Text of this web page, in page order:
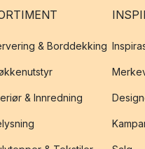
& Borddekking
& Innredning